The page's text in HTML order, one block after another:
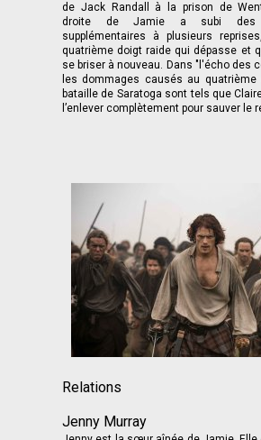
de Jack Randall à la prison de
droite de Jamie a subi des
supplémentaires à plusieurs
quatrième doigt raide qui dépasse et
se briser à nouveau. Dans "l'écho des
les dommages causés au
bataille de Saratoga sont tels que
l’enlever complètement pour sauver le
Relations
Jenny Murray